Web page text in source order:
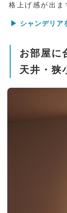
格上げ感が出ま
▶ シャンデリア
お部屋に
天井・狭